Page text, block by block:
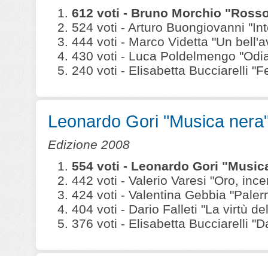
612 voti - Bruno Morchio
524 voti - Arturo Buongiovanni
444 voti - Marco Videtta "Un
430 voti - Luca Poldelmengo
240 voti - Elisabetta Bucciarelli
Leonardo Gori "Musica
Edizione 2008
554 voti - Leonardo Gori
442 voti - Valerio Varesi "Oro,
424 voti - Valentina Gebbia
404 voti - Dario Falleti "La virtù
376 voti - Elisabetta Bucciarelli